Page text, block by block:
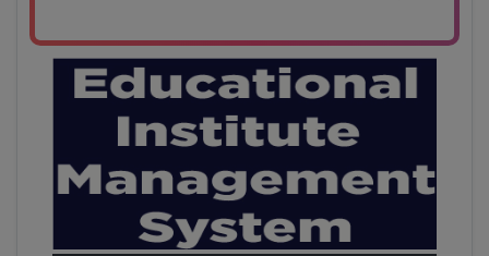
বাজেটের মধ্যে প্রাইভেট ইউনিভার্সিটিতে অনার্স পড়ার সুযোগ।
২০টির অধিক বিষয়, ৪ বছরে মোট খরচ ২ লক্ষ থেকে ৫ লক্ষ টাকা।
আবেদন লিংকঃ HonoursAdmission.com/apply